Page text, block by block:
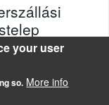
your user
so. More info